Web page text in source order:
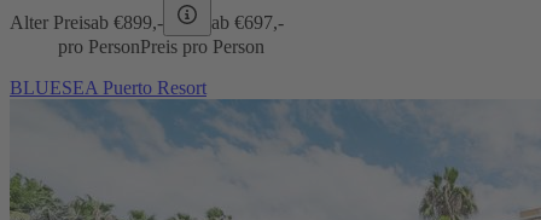
Alter Preisab €899,- ab €697,-
pro PersonPreis pro Person
BLUESEA Puerto Resort